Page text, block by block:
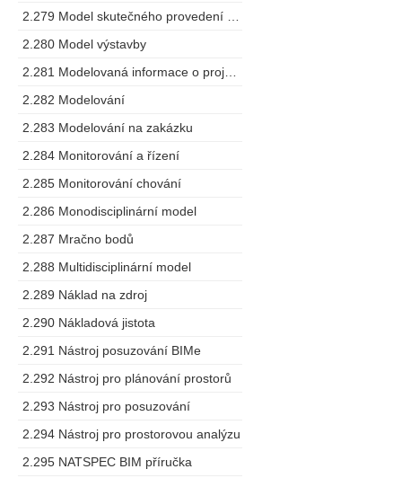
2.280 Model výstavby
2.282 Modelování
2.283 Modelování na zakázku
2.284 Monitorování a řízení
2.285 Monitorování chování
2.286 Monodisciplinární model
2.287 Mračno bodů
2.288 Multidisciplinární model
2.289 Náklad na zdroj
2.290 Nákladová jistota
2.291 Nástroj posuzování BIMe
2.292 Nástroj pro plánování prostorů
2.293 Nástroj pro posuzování
2.294 Nástroj pro prostorovou analýzu
2.295 NATSPEC BIM příručka